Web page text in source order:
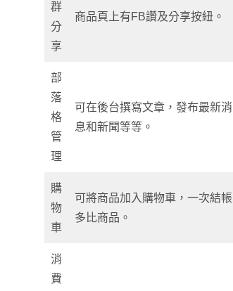
群
分
享
商品頁上有FB讚及分享按紐。
部
落
格
管
理
可在後台撰寫文章，發布最新消
息和新聞等等。
購
物
車
可將商品加入購物車，一次結帳
多比商品。
消
費